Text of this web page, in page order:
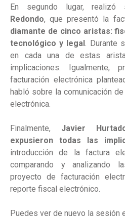
En segundo lugar, realizó
Redondo, que presentó la
diamante de cinco aristas:
tecnológico y legal. Durante
en cada una de estas
implicaciones. Igualmente,
facturación electrónica
habló sobre la comunicación
electrónica.
Finalmente, Javier
expusieron todas las
introducción de la factura
comparando y analizando
proyecto de facturación
reporte fiscal electrónico.
Puedes ver de nuevo la sesión